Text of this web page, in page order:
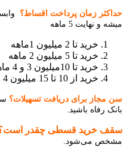
حداکثر زمان پرداخت اقساط؟
میشه و نهایت 5 ماهه
خرید تا 2 میلیون 1ماهه
خرید تا 5 میلیون 2 ماهه
خرید تا 10میلیون 3 و 4 ماهه
خرید از 10 تا 15 میلیون 4 و 5 ماهه
سن مجاز برای دریافت تسهیلات؟
بانک رفاه باشید.
سقف خرید قسطی چقدر
مشخص می‌شود.